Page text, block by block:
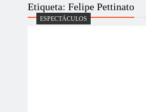
Etiqueta: Felipe Pettinato
ESPECTÁCULOS